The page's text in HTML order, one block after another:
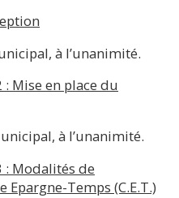
à l’unanimité.
Mise en place du
à l’unanimité.
: Modalités de
Temps (C.E.T.)